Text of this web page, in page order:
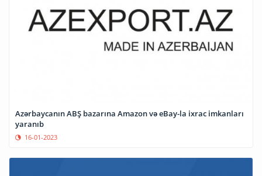
Azərbaycanın ABŞ bazarına Amazon və eBay-la ixrac imkanları
yaranıb
16-01-2023